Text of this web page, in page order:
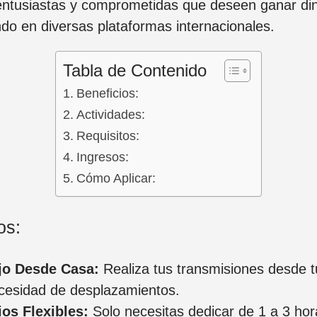
y comprometidas que deseen ganar
en diversas plataformas internacionales.
Tabla de Contenido
Beneficios:
Actividades:
Requisitos:
Ingresos:
Cómo Aplicar:
Desde Casa: Realiza tus transmisiones desde
de desplazamientos.
Flexibles: Solo necesitas dedicar de 1 a 3